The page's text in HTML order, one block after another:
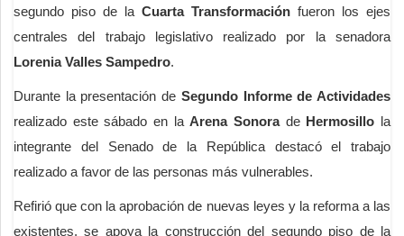
segundo piso de la Cuarta Transformación fueron los ejes
centrales del trabajo legislativo realizado por la senadora
Lorenia Valles Sampedro.
Durante la presentación de Segundo Informe de Actividades
realizado este sábado en laArena Sonorade Hermosillo la
integrante del Senado de la República destacó el trabajo
realizado a favor de las personas más vulnerables.
Refirió que con la aprobación de nuevas leyes y la reforma a las
existentes, se apoya la construcción del segundo piso de la